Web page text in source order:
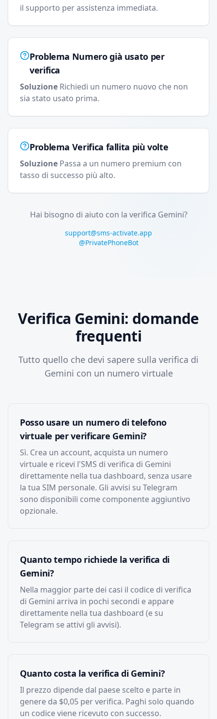
il supporto per assistenza immediata.
Problema Numero già usato per
verifica
Soluzione Richiedi un numero nuovo che non
sia stato usato prima.
Problema Verifica fallita più volte
Soluzione Passa a un numero premium con
tasso di successo più alto.
Hai bisogno di aiuto con la verifica Gemini?
support@sms-activate.app
@PrivatePhoneBot
Verifica Gemini: domande
frequenti
Tutto quello che devi sapere sulla verifica di
Gemini con un numero virtuale
Posso usare un numero di telefono
virtuale per verificare Gemini?
Sì. Crea un account, acquista un numero
virtuale e ricevi l'SMS di verifica di Gemini
direttamente nella tua dashboard, senza usare
la tua SIM personale. Gli avvisi su Telegram
sono disponibili come componente aggiuntivo
opzionale.
Quanto tempo richiede la verifica di
Gemini?
Nella maggior parte dei casi il codice di verifica
di Gemini arriva in pochi secondi e appare
direttamente nella tua dashboard (e su
Telegram se attivi gli avvisi).
Quanto costa la verifica di Gemini?
Il prezzo dipende dal paese scelto e parte in
genere da $0,05 per verifica. Paghi solo quando
un codice viene ricevuto con successo.